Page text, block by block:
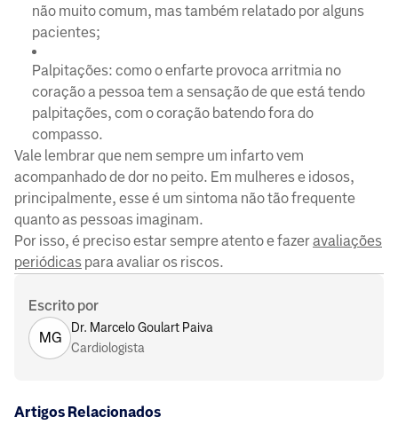
não muito comum, mas também relatado por alguns
pacientes;
Palpitações: como o enfarte provoca arritmia no
coração a pessoa tem a sensação de que está tendo
palpitações, com o coração batendo fora do
compasso.
Vale lembrar que nem sempre um infarto vem
acompanhado de dor no peito. Em mulheres e idosos,
principalmente, esse é um sintoma não tão frequente
quanto as pessoas imaginam.
Por isso, é preciso estar sempre atento e fazeravaliações
periódicas para avaliar os riscos.
Escrito por
MG
Dr. Marcelo Goulart Paiva
Cardiologista
Artigos Relacionados